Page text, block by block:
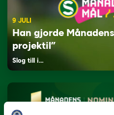
9 JULI
Han gjorde
projektil”
Slog till i…